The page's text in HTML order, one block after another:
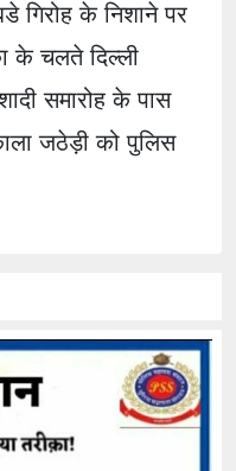
गिरोह के निशाने पर
के चलते दिल्ली
समारोह के पास
जठेड़ी को पुलिस